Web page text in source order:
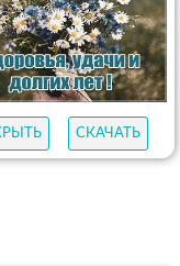
СКАЧАТЬ